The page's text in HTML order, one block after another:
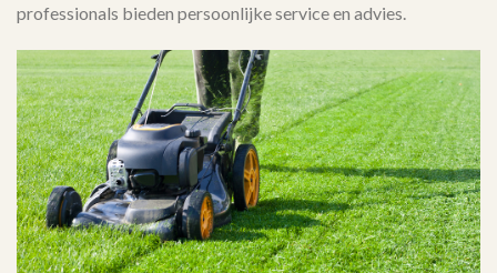
professionals bieden persoonlijke service en advies.